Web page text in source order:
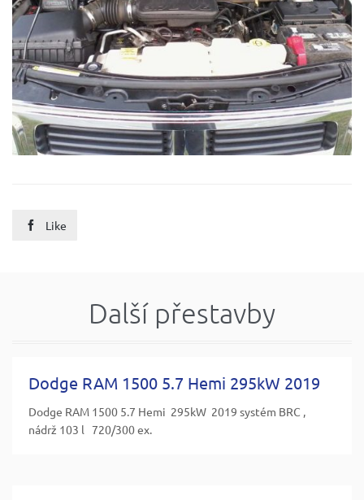
 Like
Další přestavby
Dodge RAM 1500 5.7 Hemi 295kW 2019
Dodge RAM 1500 5.7 Hemi 295kW 2019 systém BRC ,
nádrž 103 l 720/300 ex.